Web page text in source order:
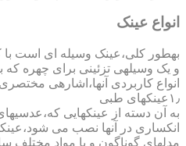
انواع عینک
به­طور کلی،عینک وسیله ای است
و یک وسیله­ی تزئینی برای چهره
انواع کاربردی آنها،اشاره­ی
۱٫عینکهای طبی
به آن دسته از عینکهایی
انکساری در آنها نصب می
مدلهای گوناگون و با مواد مختلف